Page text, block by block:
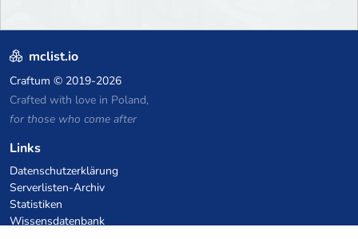
mclist.io
Craftum © 2019-2026
Crafted with love in Poland,
for those who come after
Links
Datenschutzerklärung
Serverlisten-Archiv
Statistiken
Wissensdatenbank